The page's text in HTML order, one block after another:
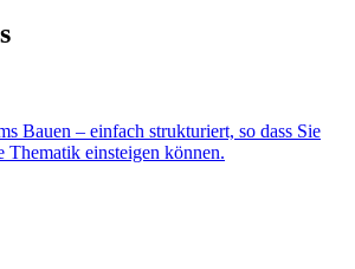
Bauen – einfach strukturiert, so dass Sie
einsteigen können.